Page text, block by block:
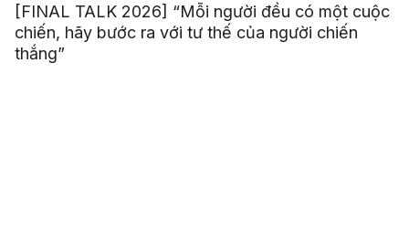
[FINAL TALK 2026] “Mỗi người đều có một cuộc
chiến, hãy bước ra với tư thế của người chiến
thắng”